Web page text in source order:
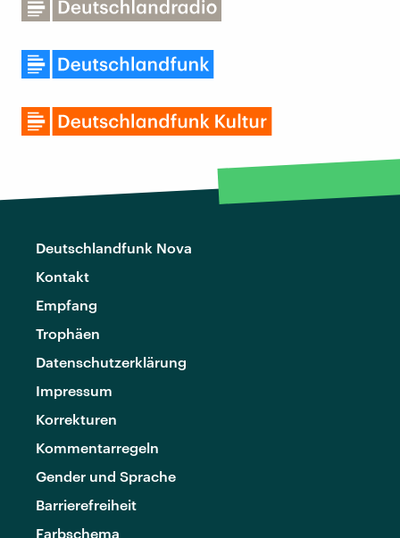
Deutschlandfunk Nova
Kontakt
Empfang
Trophäen
Datenschutzerklärung
Impressum
Korrekturen
Kommentarregeln
Gender und Sprache
Barrierefreiheit
Farbschema